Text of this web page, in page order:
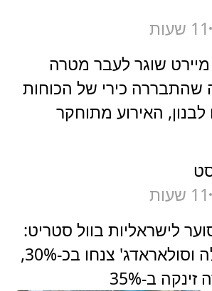
11 שעות
שוגר לעבר מטרה
שהתבררה כירי של הכוחות
האירוע מתוחקר
11 שעות
לישראליות בוול סטריט:
טאבולה וסולאראדג' צנחו בכ-30%,
ב-35%